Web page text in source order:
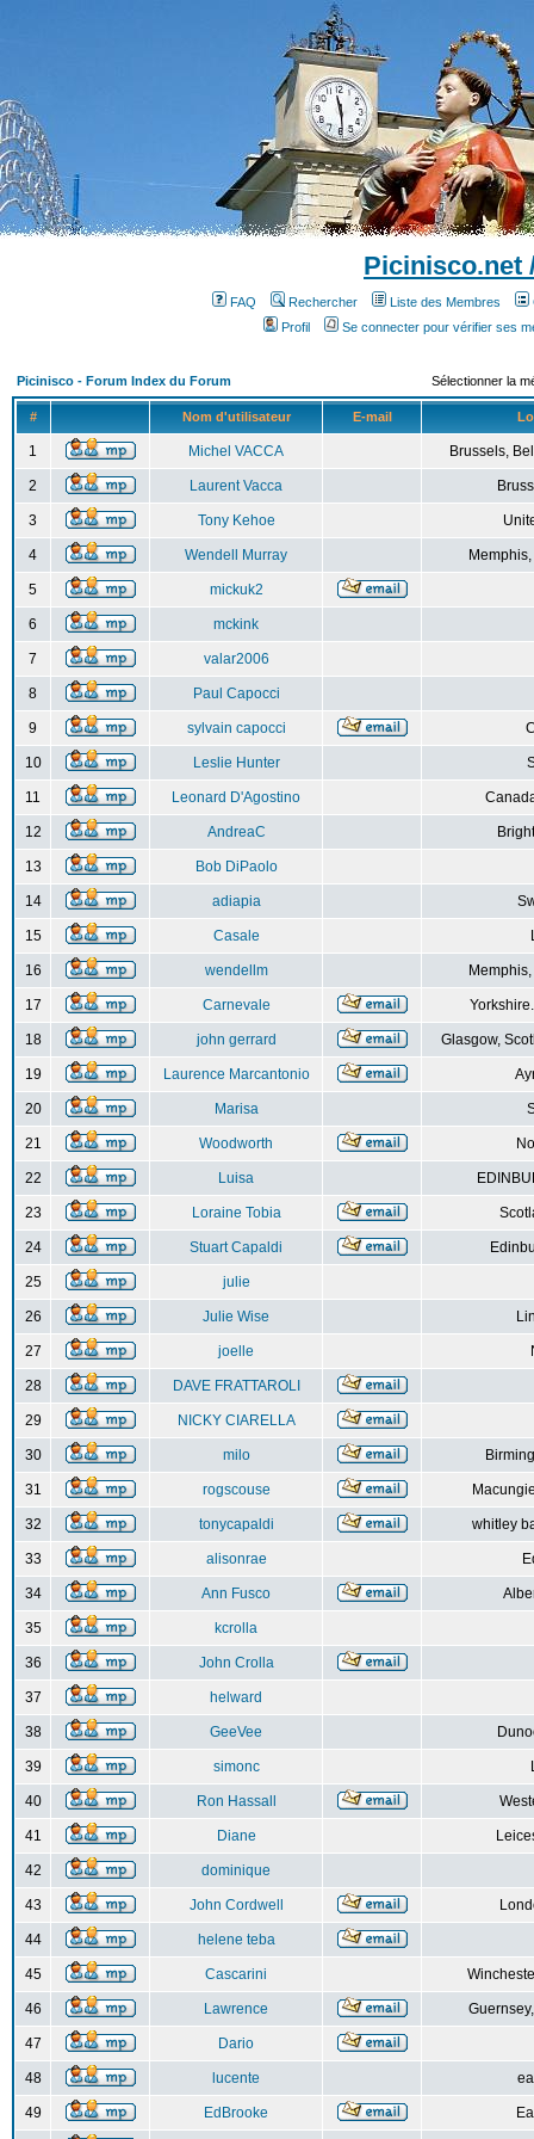
Picinisco.net
FAQ Rechercher Liste des Membres
Profil
Se connecter pour vérifier ses
Picinisco - Forum Index du Forum Sélectionner la
# Nom d'utilisateur E-mail
1 Michel VACCA Brussels,
2 Laurent Vacca
3 Tony Kehoe
4 Wendell Murray
5 mickuk2
6 mckink
7 valar2006
8 Paul Capocci
9 sylvain capocci
10 Leslie Hunter
11 Leonard D'Agostino
12 AndreaC
13 Bob DiPaolo
14 adiapia
15 Casale
16 wendellm
17 Carnevale
18 john gerrard Glasgow,
19 Laurence Marcantonio
20 Marisa
21 Woodworth
22 Luisa
23 Loraine Tobia
24 Stuart Capaldi
25 julie
26 Julie Wise
27 joelle
28 DAVE FRATTAROLI
29 NICKY CIARELLA
30 milo
31 rogscouse
32 tonycapaldi whitley
33 alisonrae
34 Ann Fusco
35 kcrolla
36 John Crolla
37 helward
38 GeeVee
39 simonc
40 Ron Hassall
41 Diane
42 dominique
43 John Cordwell
44 helene teba
45 Cascarini
46 Lawrence
47 Dario
48 lucente
49 EdBrooke